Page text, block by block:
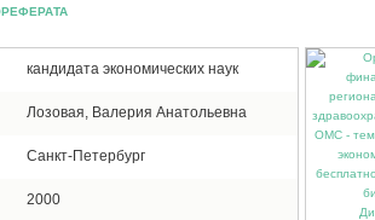
кандидата экономических наук
Лозовая, Валерия Анатольевна
Санкт-Петербург
2000